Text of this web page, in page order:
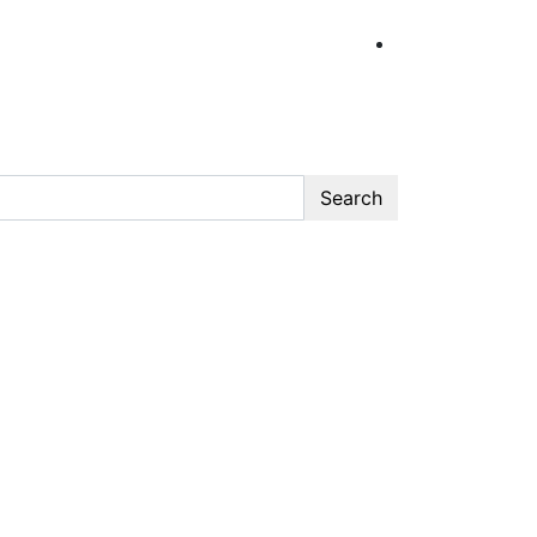
Search